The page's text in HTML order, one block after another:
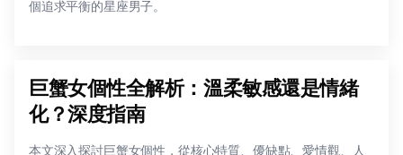
個追求平衡的星座男子。
巨蟹女個性全解析：溫柔敏感還是情緒
化？深度指南
本文深入探討巨蟹女個性，從核心特質、優缺點、愛情觀、人